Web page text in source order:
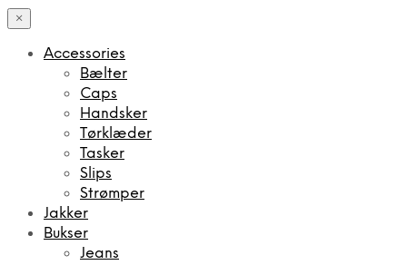
×
Accessories
Bælter
Caps
Handsker
Tørklæder
Tasker
Slips
Strømper
Jakker
Bukser
Jeans